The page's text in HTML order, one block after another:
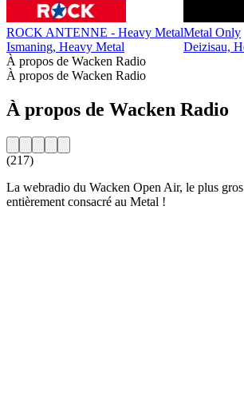
ROCK ANTENNE - Heavy Metal
Ismaning, Heavy Metal
Metal Only
Deizisau,
À propos de Wacken Radio
À propos de Wacken Radio
À propos de Wacken Radio
(217)
La webradio du Wacken Open Air, le plus
entièrement consacré au Metal !